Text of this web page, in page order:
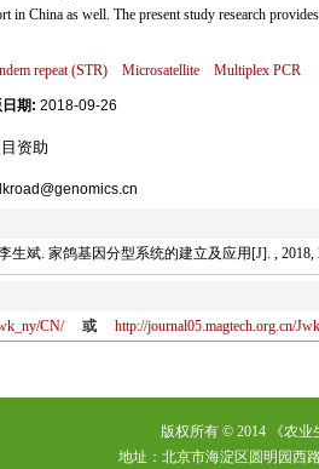
in China as well. The present study research
repeat (STR) Microsatellite Multiplex PCR
期: 2018-09-26
资助
生斌. 家鸽基因分型系统的建立及应用[J]. , 2018,
CN/
或 http://journal05.magtech.org.cn/
版权所有 © 2014 《农
地址：北京市海淀区圆明园西